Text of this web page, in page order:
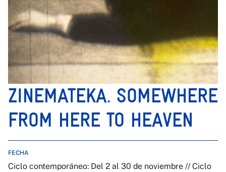
ZINEMATEKA. SOMEWHERE
FROM HERE TO HEAVEN
FECHA
Ciclo contemporáneo: Del 2 al 30 de noviembre // Ciclo